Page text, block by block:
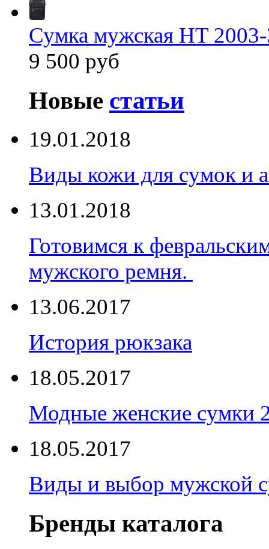
Сумка мужская HT
9 500 руб
Новые статьи
19.01.2018
Виды кожи для сумок и
13.01.2018
Готовимся к
мужского ремня.
13.06.2017
История рюкзака
18.05.2017
Модные женские сумки
18.05.2017
Виды и выбор мужской
Бренды каталога